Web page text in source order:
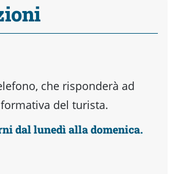
che risponderà ad
del turista.
dal lunedì alla domenica.